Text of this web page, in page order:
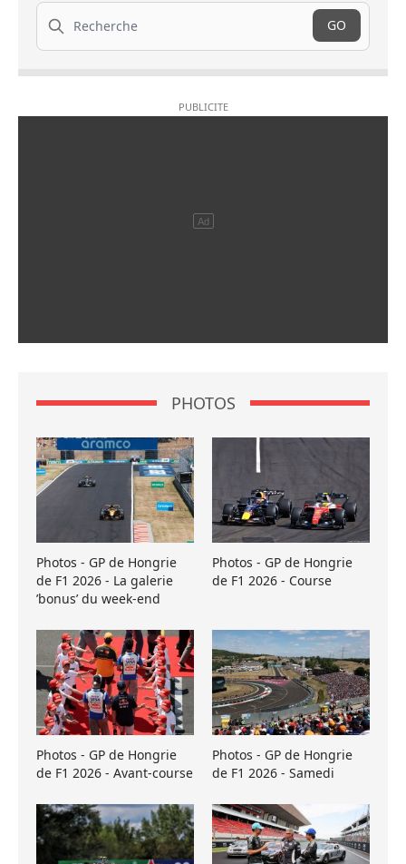
Recherche
GO
PHOTOS
Photos - GP de Hongrie
de F1 2026 - La galerie
’bonus’ du week-end
Photos - GP de Hongrie
de F1 2026 - Course
Photos - GP de Hongrie
de F1 2026 - Avant-course
Photos - GP de Hongrie
de F1 2026 - Samedi